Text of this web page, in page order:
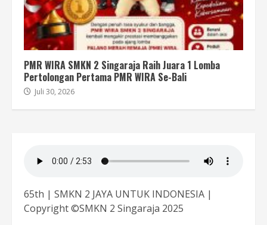
PMR WIRA SMKN 2 Singaraja Raih Juara 1 Lomba
Pertolongan Pertama PMR WIRA Se-Bali
Juli 30, 2026
65th | SMKN 2 JAYA UNTUK INDONESIA |
Copyright ©SMKN 2 Singaraja 2025